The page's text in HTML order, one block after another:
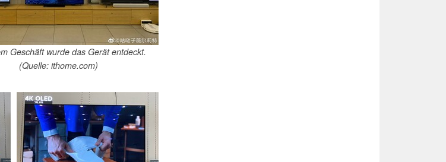
Geschäft wurde das Gerät entdeckt.
(Quelle: ithome.com)